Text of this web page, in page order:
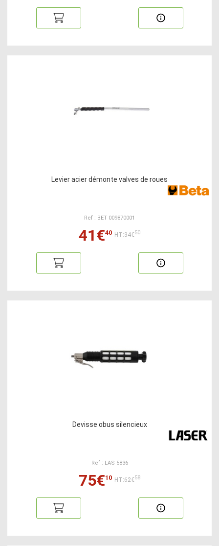
Levier acier démonte valves de roues
Ref : BET 009870001
41€40 HT:34€50
Devisse obus silencieux
Ref : LAS 5836
75€10 HT:62€58